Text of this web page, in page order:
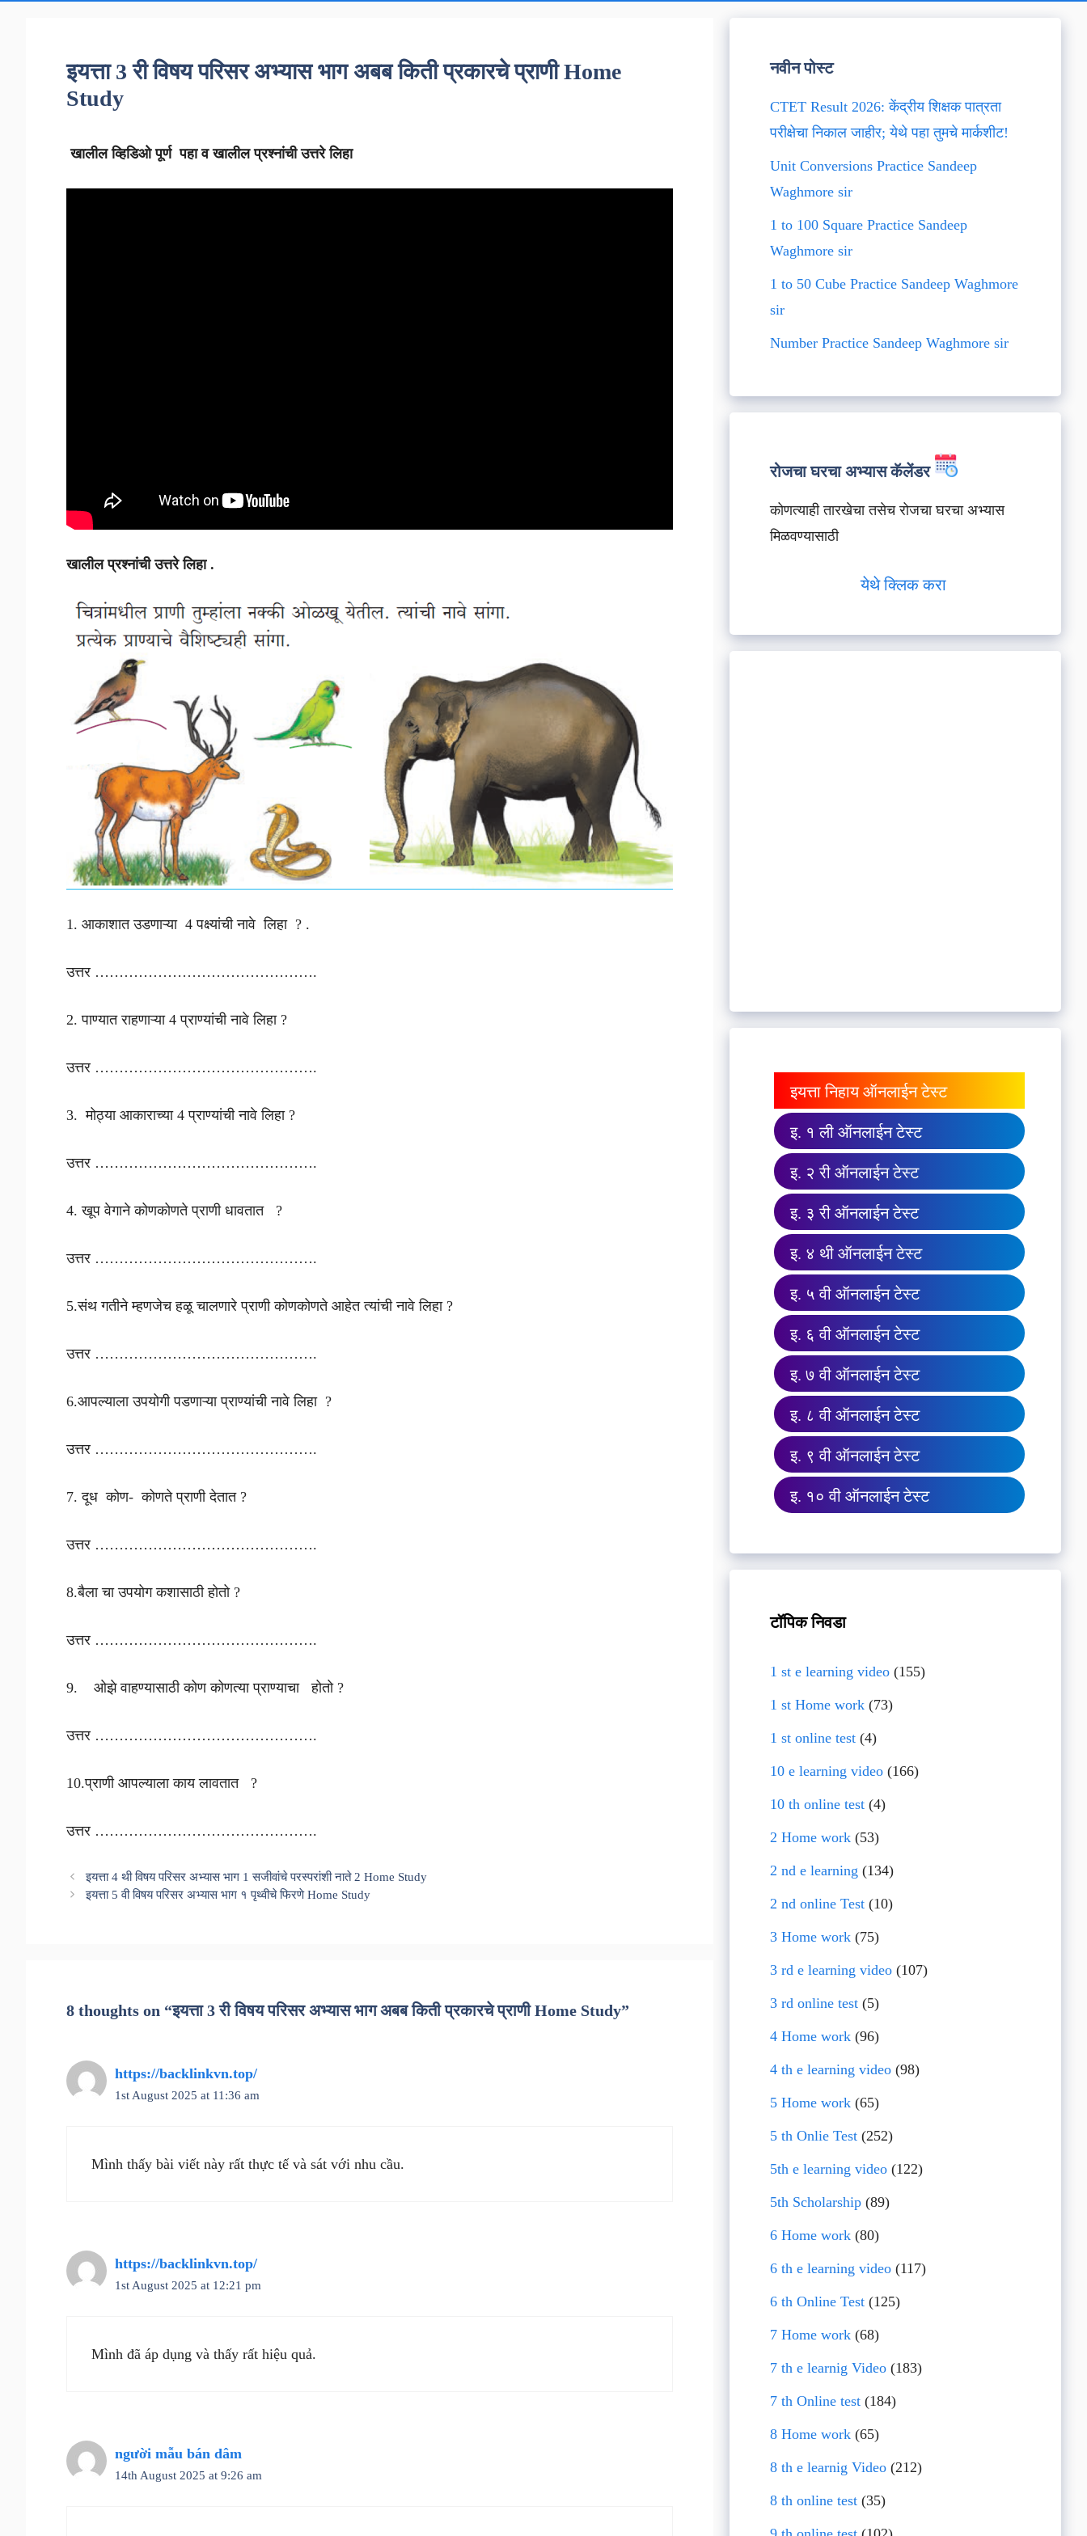
इयत्ता 3 री विषय परिसर अभ्यास भाग अबब किती प्रकारचे प्राणी Home
Study
खालील व्हिडिओ पूर्ण पहा व खालील प्रश्नांची उत्तरे लिहा
खालील प्रश्नांची उत्तरे लिहा .
1. आकाशात उडणाऱ्या 4 पक्ष्यांची नावे लिहा ? .
उत्तर ……………………………………….
2. पाण्यात राहणाऱ्या 4 प्राण्यांची नावे लिहा ?
उत्तर ……………………………………….
3. मोठ्या आकाराच्या 4 प्राण्यांची नावे लिहा ?
उत्तर ……………………………………….
4. खूप वेगाने कोणकोणते प्राणी धावतात ?
उत्तर ……………………………………….
5.संथ गतीने म्हणजेच हळू चालणारे प्राणी कोणकोणते आहेत त्यांची नावे लिहा ?
उत्तर ……………………………………….
6.आपल्याला उपयोगी पडणाऱ्या प्राण्यांची नावे लिहा ?
उत्तर ……………………………………….
7. दूध कोण- कोणते प्राणी देतात ?
उत्तर ……………………………………….
8.बैला चा उपयोग कशासाठी होतो ?
उत्तर ……………………………………….
9. ओझे वाहण्यासाठी कोण कोणत्या प्राण्याचा होतो ?
उत्तर ……………………………………….
10.प्राणी आपल्याला काय लावतात ?
उत्तर ……………………………………….
इयत्ता 4 थी विषय परिसर अभ्यास भाग 1 सजीवांचे परस्परांशी नाते 2 Home Study
इयत्ता 5 वी विषय परिसर अभ्यास भाग १ पृथ्वीचे फिरणे Home Study
8 thoughts on “इयत्ता 3 री विषय परिसर अभ्यास भाग अबब किती प्रकारचे प्राणी Home Study”
https://backlinkvn.top/
1st August 2025 at 11:36 am
Mình thấy bài viết này rất thực tế và sát với nhu cầu.
https://backlinkvn.top/
1st August 2025 at 12:21 pm
Mình đã áp dụng và thấy rất hiệu quả.
người mẫu bán dâm
14th August 2025 at 9:26 am
नवीन पोस्ट
CTET Result 2026: केंद्रीय शिक्षक पात्रता
परीक्षेचा निकाल जाहीर; येथे पहा तुमचे मार्कशीट!
Unit Conversions Practice Sandeep
Waghmore sir
1 to 100 Square Practice Sandeep
Waghmore sir
1 to 50 Cube Practice Sandeep Waghmore
sir
Number Practice Sandeep Waghmore sir
रोजचा घरचा अभ्यास कॅलेंडर
कोणत्याही तारखेचा तसेच रोजचा घरचा अभ्यास
मिळवण्यासाठी
येथे क्लिक करा
इयत्ता निहाय ऑनलाईन टेस्ट
इ. १ ली ऑनलाईन टेस्ट
इ. २ री ऑनलाईन टेस्ट
इ. ३ री ऑनलाईन टेस्ट
इ. ४ थी ऑनलाईन टेस्ट
इ. ५ वी ऑनलाईन टेस्ट
इ. ६ वी ऑनलाईन टेस्ट
इ. ७ वी ऑनलाईन टेस्ट
इ. ८ वी ऑनलाईन टेस्ट
इ. ९ वी ऑनलाईन टेस्ट
इ. १० वी ऑनलाईन टेस्ट
टॉपिक निवडा
1 st e learning video(155)
1 st Home work(73)
1 st online test(4)
10 e learning video(166)
10 th online test(4)
2 Home work(53)
2 nd e learning (134)
2 nd online Test(10)
3 Home work(75)
3 rd e learning video(107)
3 rd online test(5)
4 Home work(96)
4 th e learning video(98)
5 Home work(65)
5 th Onlie Test(252)
5th e learning video(122)
5th Scholarship(89)
6 Home work(80)
6 th e learning video(117)
6 th Online Test(125)
7 Home work(68)
7 th e learnig Video(183)
7 th Online test(184)
8 Home work(65)
8 th e learnig Video(212)
8 th online test(35)